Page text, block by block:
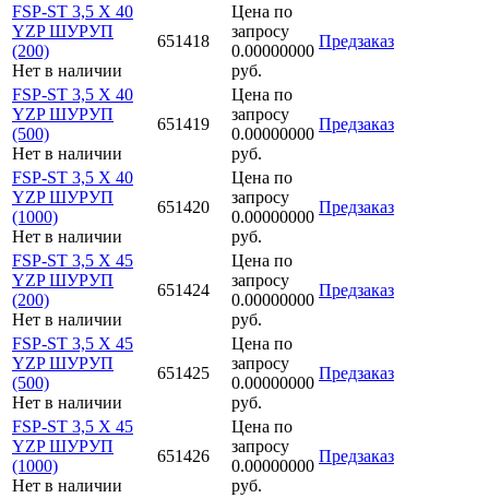
FSP-ST 3,5 X 40
YZP ШУРУП
(200)
Нет в наличии
651418
Цена по
запросу
0.00000000
руб.
Предзаказ
FSP-ST 3,5 X 40
YZP ШУРУП
(500)
Нет в наличии
651419
Цена по
запросу
0.00000000
руб.
Предзаказ
FSP-ST 3,5 X 40
YZP ШУРУП
(1000)
Нет в наличии
651420
Цена по
запросу
0.00000000
руб.
Предзаказ
FSP-ST 3,5 X 45
YZP ШУРУП
(200)
Нет в наличии
651424
Цена по
запросу
0.00000000
руб.
Предзаказ
FSP-ST 3,5 X 45
YZP ШУРУП
(500)
Нет в наличии
651425
Цена по
запросу
0.00000000
руб.
Предзаказ
FSP-ST 3,5 X 45
YZP ШУРУП
(1000)
Нет в наличии
651426
Цена по
запросу
0.00000000
руб.
Предзаказ